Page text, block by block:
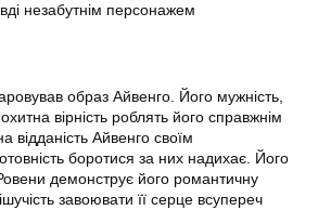
незабутнім персонажем
образ Айвенго. Його мужність,
вірність роблять його справжнім
відданість Айвенго своїм
боротися за них надихає. Його
демонструє його романтичну
завоювати її серце всупереч